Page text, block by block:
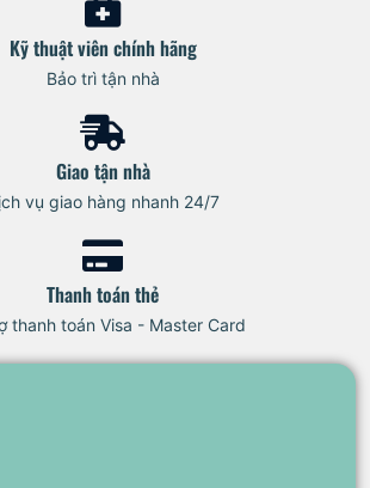
Kỹ thuật viên chính hãng
Bảo trì tận nhà
Giao tận nhà
vụ giao hàng nhanh 24/7
Thanh toán thẻ
thanh toán Visa - Master Card